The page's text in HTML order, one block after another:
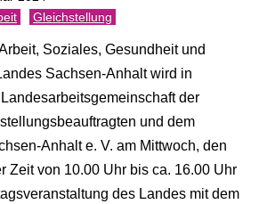
Gleichstellung
Soziales, Gesundheit und
Sachsen-Anhalt wird in
der
und dem
Anhalt e. V. am Mittwoch, den
Zeit von 10.00 Uhr bis ca. 16.00 Uhr
des Landes mit dem